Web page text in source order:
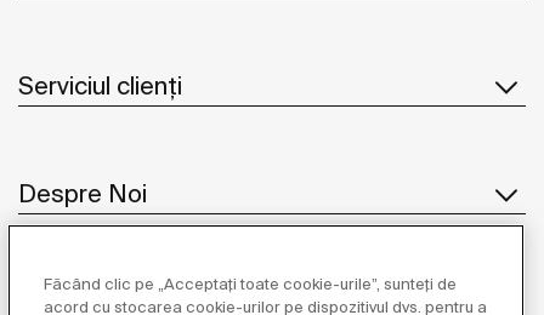
Serviciul clienți
Despre Noi
Inspirație
Făcând clic pe „Acceptați toate cookie-urile”, sunteți de
acord cu stocarea cookie-urilor pe dispozitivul dvs. pentru a